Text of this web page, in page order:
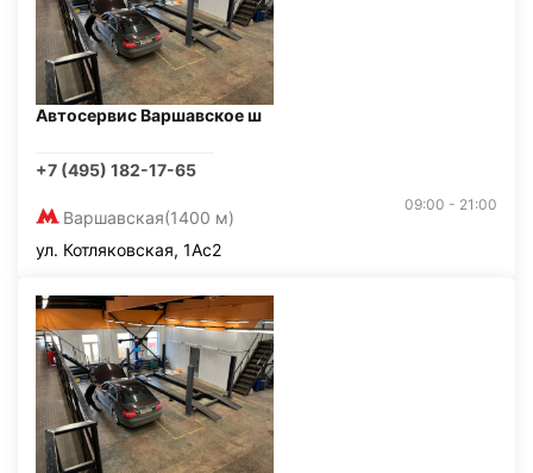
Автосервис Варшавское ш
+7 (495) 182-17-65
Варшавская(1400 м)
09:00 - 21:00
ул. Котляковская, 1Ас2